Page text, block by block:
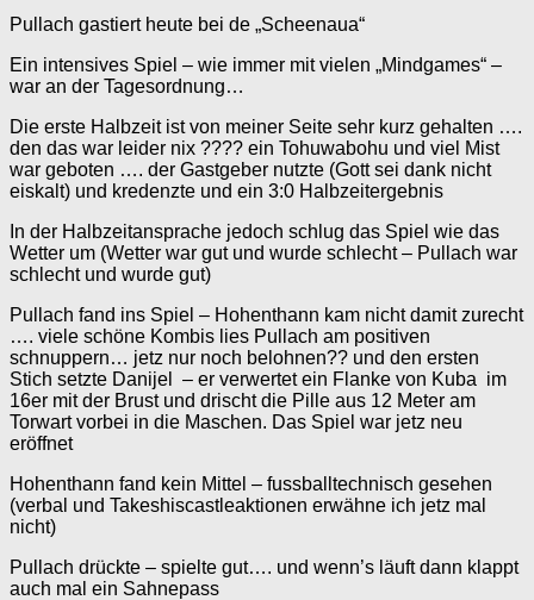
Pullach gastiert heute bei de „Scheenaua“
Ein intensives Spiel – wie immer mit vielen „Mindgames“ –
war an der Tagesordnung…
Die erste Halbzeit ist von meiner Seite sehr kurz gehalten ….
den das war leider nix ???? ein Tohuwabohu und viel Mist
war geboten …. der Gastgeber nutzte (Gott sei dank nicht
eiskalt) und kredenzte und ein 3:0 Halbzeitergebnis
In der Halbzeitansprache jedoch schlug das Spiel wie das
Wetter um (Wetter war gut und wurde schlecht – Pullach war
schlecht und wurde gut)
Pullach fand ins Spiel – Hohenthann kam nicht damit zurecht
…. viele schöne Kombis lies Pullach am positiven
schnuppern… jetz nur noch belohnen?? und den ersten
Stich setzte Danijel – er verwertet ein Flanke von Kuba im
16er mit der Brust und drischt die Pille aus 12 Meter am
Torwart vorbei in die Maschen. Das Spiel war jetz neu
eröffnet
Hohenthann fand kein Mittel – fussballtechnisch gesehen
(verbal und Takeshiscastleaktionen erwähne ich jetz mal
nicht)
Pullach drückte – spielte gut…. und wenn’s läuft dann klappt
auch mal ein Sahnepass